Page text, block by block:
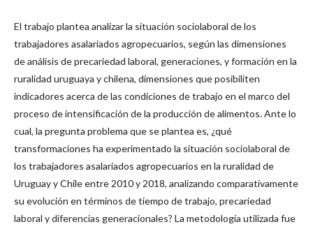
El trabajo plantea analizar la situación sociolaboral de los
trabajadores asalariados agropecuarios, según las dimensiones
de análisis de precariedad laboral, generaciones, y formación en la
ruralidad uruguaya y chilena, dimensiones que posibiliten
indicadores acerca de las condiciones de trabajo en el marco del
proceso de intensificación de la producción de alimentos. Ante lo
cual, la pregunta problema que se plantea es, ¿qué
transformaciones ha experimentado la situación sociolaboral de
los trabajadores asalariados agropecuarios en la ruralidad de
Uruguay y Chile entre 2010 y 2018, analizando comparativamente
su evolución en términos de tiempo de trabajo, precariedad
laboral y diferencias generacionales? La metodología utilizada fue